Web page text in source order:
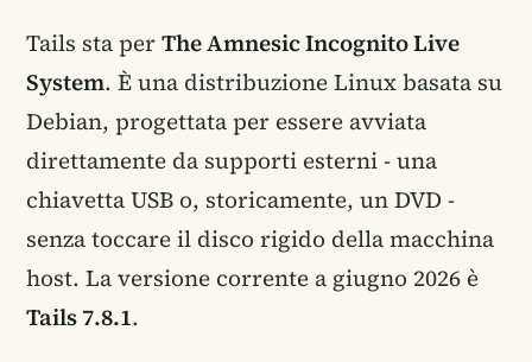
Tails sta perThe Amnesic Incognito Live
System. È una distribuzione Linux basata su
Debian, progettata per essere avviata
direttamente da supporti esterni - una
chiavetta USB o, storicamente, un DVD -
senza toccare il disco rigido della macchina
host. La versione corrente a giugno 2026 è
Tails 7.8.1.